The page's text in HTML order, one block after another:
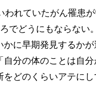
れていたがん罹患
でどうにもならない
に早期発見するか
分の体のことは自
どのくらいアテにし